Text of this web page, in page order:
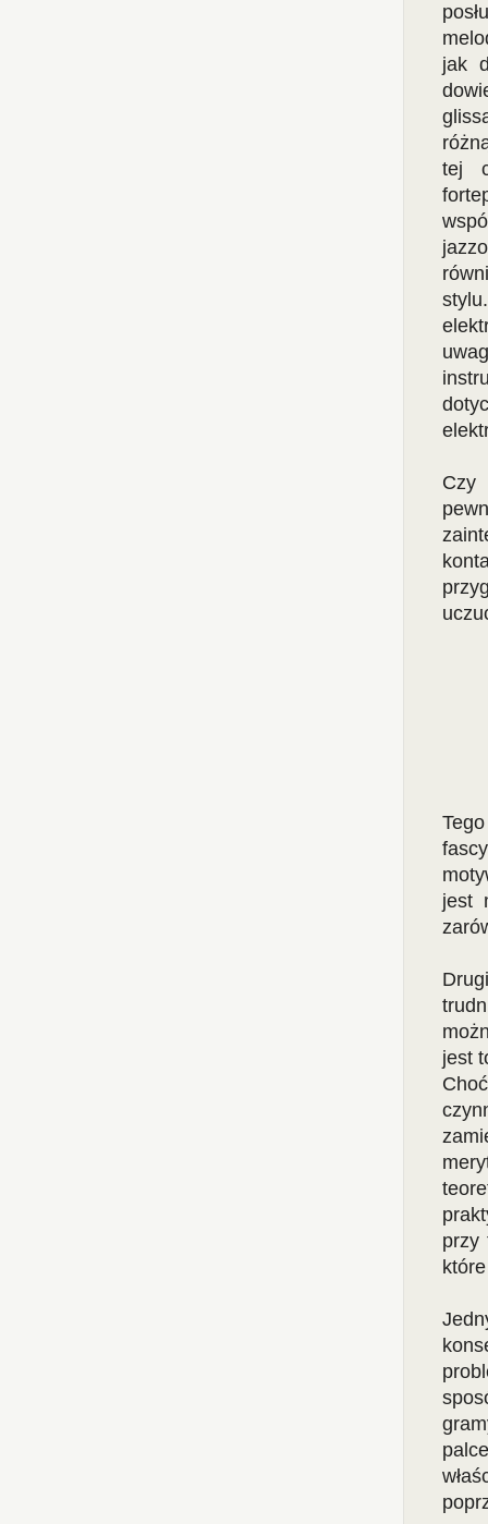
jak
tej
Czy
jest
jest
przy